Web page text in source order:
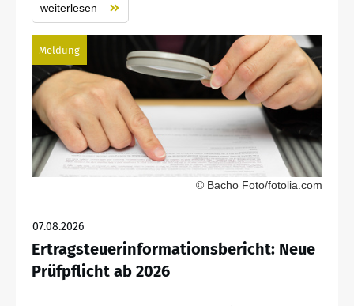
weiterlesen
Meldung
© Bacho Foto/fotolia.com
07.08.2026
Ertragsteuerinformationsbericht: Neue
Prüfpflicht ab 2026